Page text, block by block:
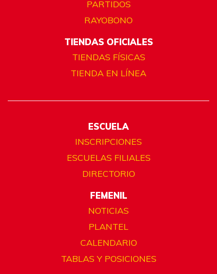
PARTIDOS
RAYOBONO
TIENDAS OFICIALES
TIENDAS FÍSICAS
TIENDA EN LÍNEA
ESCUELA
INSCRIPCIONES
ESCUELAS FILIALES
DIRECTORIO
FEMENIL
NOTICIAS
PLANTEL
CALENDARIO
TABLAS Y POSICIONES